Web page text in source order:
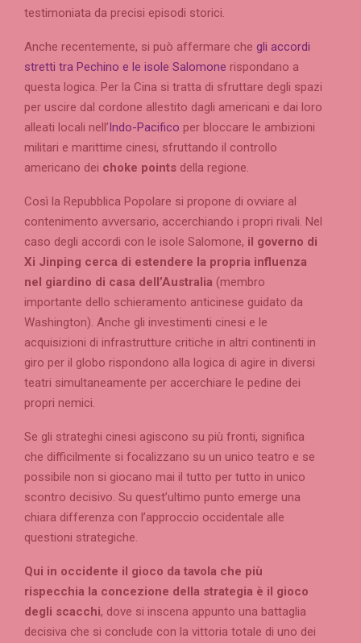
testimoniata da precisi episodi storici.
Anche recentemente, si può affermare che gli accordi
stretti tra Pechino e le isole Salomone rispondano a
questa logica. Per la Cina si tratta di sfruttare degli spazi
per uscire dal cordone allestito dagli americani e dai loro
alleati locali nell’Indo-Pacifico per bloccare le ambizioni
militari e marittime cinesi, sfruttando il controllo
americano dei choke points della regione.
Così la Repubblica Popolare si propone di ovviare al
contenimento avversario, accerchiando i propri rivali. Nel
caso degli accordi con le isole Salomone, il governo di
Xi Jinping cerca di estendere la propria influenza
nel giardino di casa dell’Australia (membro
importante dello schieramento anticinese guidato da
Washington). Anche gli investimenti cinesi e le
acquisizioni di infrastrutture critiche in altri continenti in
giro per il globo rispondono alla logica di agire in diversi
teatri simultaneamente per accerchiare le pedine dei
propri nemici.
Se gli strateghi cinesi agiscono su più fronti, significa
che difficilmente si focalizzano su un unico teatro e se
possibile non si giocano mai il tutto per tutto in unico
scontro decisivo. Su quest’ultimo punto emerge una
chiara differenza con l’approccio occidentale alle
questioni strategiche.
Qui in occidente il gioco da tavola che più
rispecchia la concezione della strategia è il gioco
degli scacchi, dove si inscena appunto una battaglia
decisiva che si conclude con la vittoria totale di uno dei